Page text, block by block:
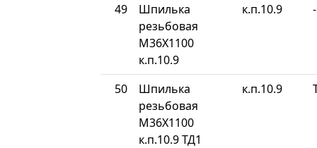
49
Шпилька
резьбовая
М36Х1100
к.п.10.9
к.п.10.9 -
50
Шпилька
резьбовая
М36Х1100
к.п.10.9 ТД1
к.п.10.9